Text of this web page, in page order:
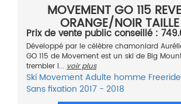
MOVEMENT GO 115
ORANGE/NOIR
Prix de vente public conseillé :
Développé par le célèbre chamoniard
GO 115 de Movement est un ski de Big
trembler l... voir plus
Ski MovementAdulte homme Freeride
Sans fixation 2017 - 2018